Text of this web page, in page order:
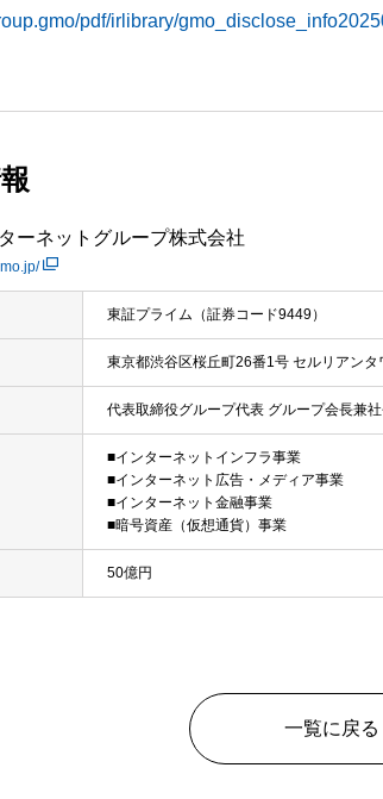
pdf/irlibrary/
ーネットグループ株式会社
東証プライム（証券コード9449）
東京都渋谷区桜丘町26番1号 セルリアンタ
代表取締役グループ代表 グループ会長兼
■インターネットインフラ事業
■インターネット広告・メディア事業
■インターネット金融事業
■暗号資産（仮想通貨）事業
50億円
一覧に戻る